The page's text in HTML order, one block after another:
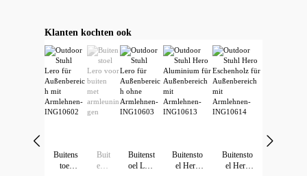
Productgalerij overslaan
Klanten kochten ook
Buitens
toel
Buit
enst
Buitenst
oel Lero
Buitensto
el Hero
Buitensto
el Hero